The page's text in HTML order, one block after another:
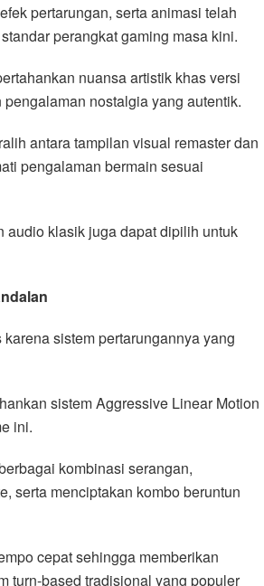
pertarungan, serta animasi telah
perangkat gaming masa kini.
nuansa artistik khas versi
nostalgia yang autentik.
antara tampilan visual remaster dan
pengalaman bermain sesuai
audio klasik juga dapat dipilih untuk
sistem pertarungannya yang
sistem Aggressive Linear Motion
ini.
kombinasi serangan,
serta menciptakan kombo beruntun
cepat sehingga memberikan
turn-based tradisional yang populer